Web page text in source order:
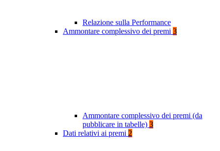
Relazione sulla Performance
Ammontare complessivo dei premi 3
Ammontare complessivo dei premi (da
pubblicare in tabelle) 3
Dati relativi ai premi 2